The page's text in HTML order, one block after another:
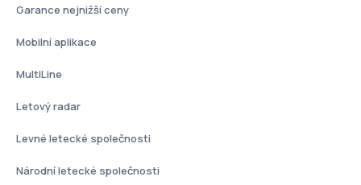
Garance nejnižší ceny
Mobilní aplikace
MultiLine
Letový radar
Levné letecké společnosti
Národní letecké společnosti